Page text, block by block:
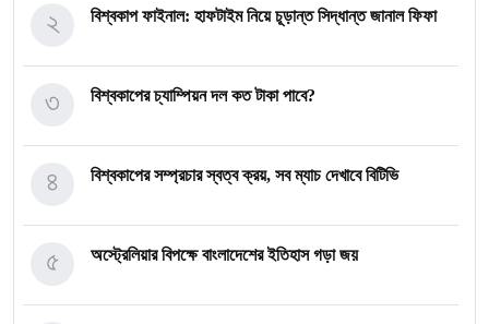
বিশ্বকাপ ফাইনাল: হাফটাইম নিয়ে চূড়ান্ত সিদ্ধান্ত জানাল ফিফা
২
বিশ্বকাপের চ্যাম্পিয়ন দল কত টাকা পাবে?
৩
বিশ্বকাপের সম্প্রচার স্বত্ব ক্রয়, সব ম্যাচ দেখাবে বিটিভি
৪
অস্ট্রেলিয়ার বিপক্ষে বাংলাদেশের ইতিহাস গড়া জয়
৫